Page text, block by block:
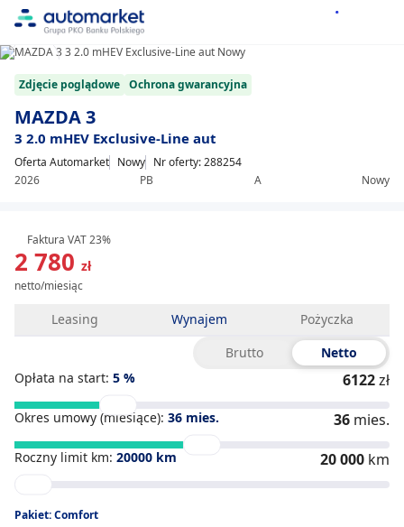
11
1/11
Zdjęcie poglądowe Ochrona gwarancyjna
MAZDA 3
3 2.0 mHEV Exclusive-Line aut
Oferta Automarket Nowy
2026
PB A Nowy
Nr oferty: 288254
2 780 zł
netto/miesiąc
Faktura VAT 23%
Leasing Wynajem
Pożyczka
Brutto
Netto
Opłata na start: 5 % 6122zł
Okres umowy (miesiące): 36 mies. 36 mies.
Roczny limit km: 20000 km 20 000 km
Pakiet: Comfort